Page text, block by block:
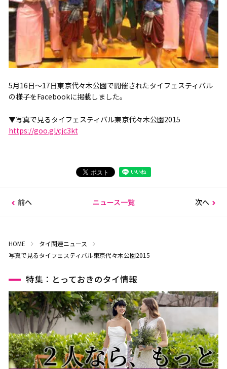
5月16日～17日東京代々木公園で開催されたタイフェスティバル
の様子をFacebookに掲載しました。
▼写真で見るタイフェスティバル東京代々木公園2015
https://goo.gl/cjc3kt
前へ ニュース一覧 次へ
HOME
タイ関連ニュース
写真で見るタイフェスティバル東京代々木公園2015
特集：とっておきのタイ情報